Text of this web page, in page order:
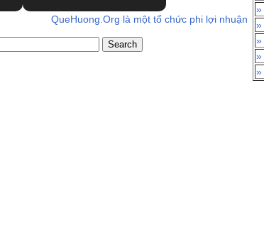
QueHuong.Org là một tổ chức phi lợi nhuận
»
»
»
»
»